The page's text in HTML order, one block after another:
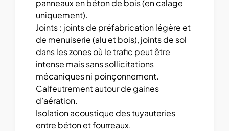
panneaux en béton de bois (en calage
uniquement).
Joints : joints de préfabrication légère et
de menuiserie (alu et bois), joints de sol
dans les zones où le trafic peut être
intense mais sans sollicitations
mécaniques ni poinçonnement.
Calfeutrement autour de gaines
d’aération.
Isolation acoustique des tuyauteries
entre béton et fourreaux.